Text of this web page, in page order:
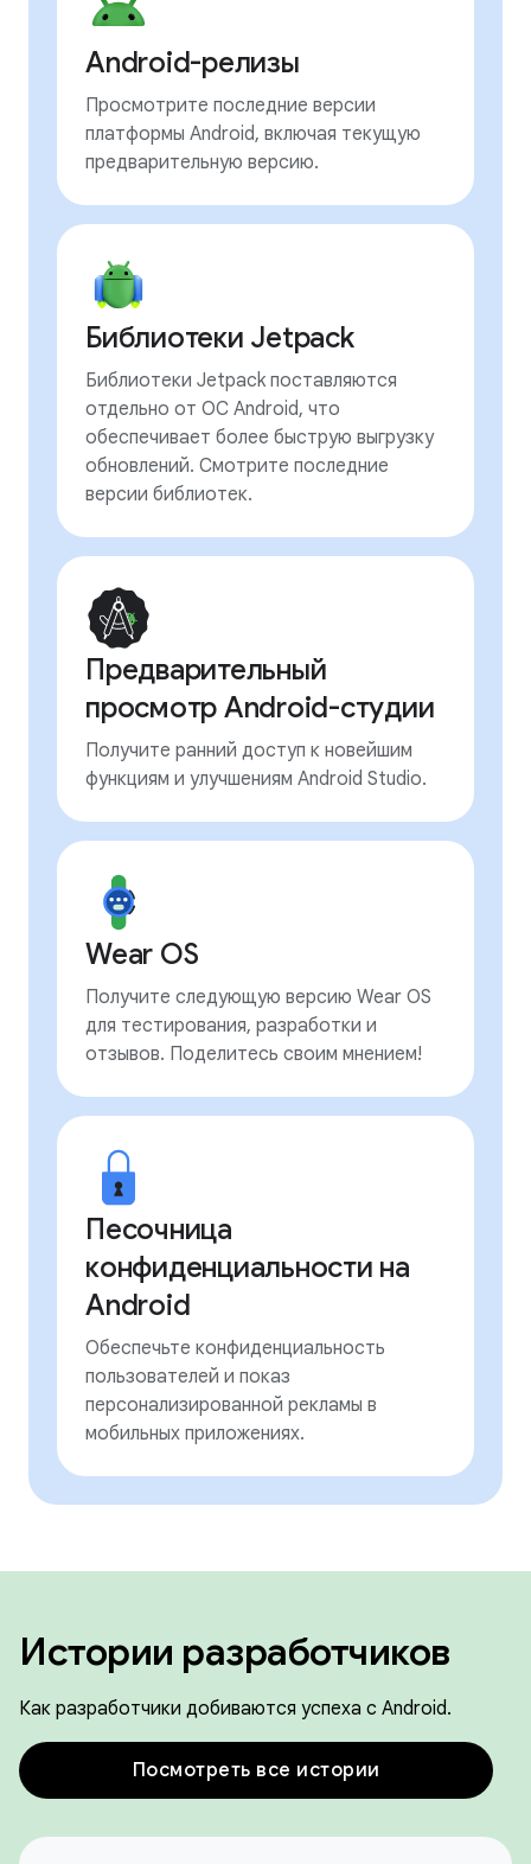
Android-релизы
Просмотрите последние версии
платформы Android, включая текущую
предварительную версию.
Библиотеки Jetpack
Библиотеки Jetpack поставляются
отдельно от ОС Android, что
обеспечивает более быструю выгрузку
обновлений. Смотрите последние
версии библиотек.
Предварительный
просмотр Android-студии
Получите ранний доступ к новейшим
функциям и улучшениям Android Studio.
Wear OS
Получите следующую версию Wear OS
для тестирования, разработки и
отзывов. Поделитесь своим мнением!
Песочница
конфиденциальности на
Android
Обеспечьте конфиденциальность
пользователей и показ
персонализированной рекламы в
мобильных приложениях.
Истории разработчиков
Как разработчики добиваются успеха с Android.
Посмотреть все истории